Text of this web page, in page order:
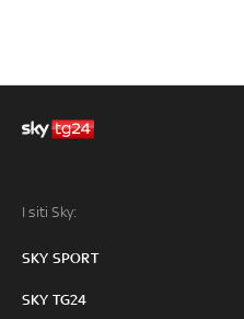
I siti Sky:
SKY SPORT
SKY TG24